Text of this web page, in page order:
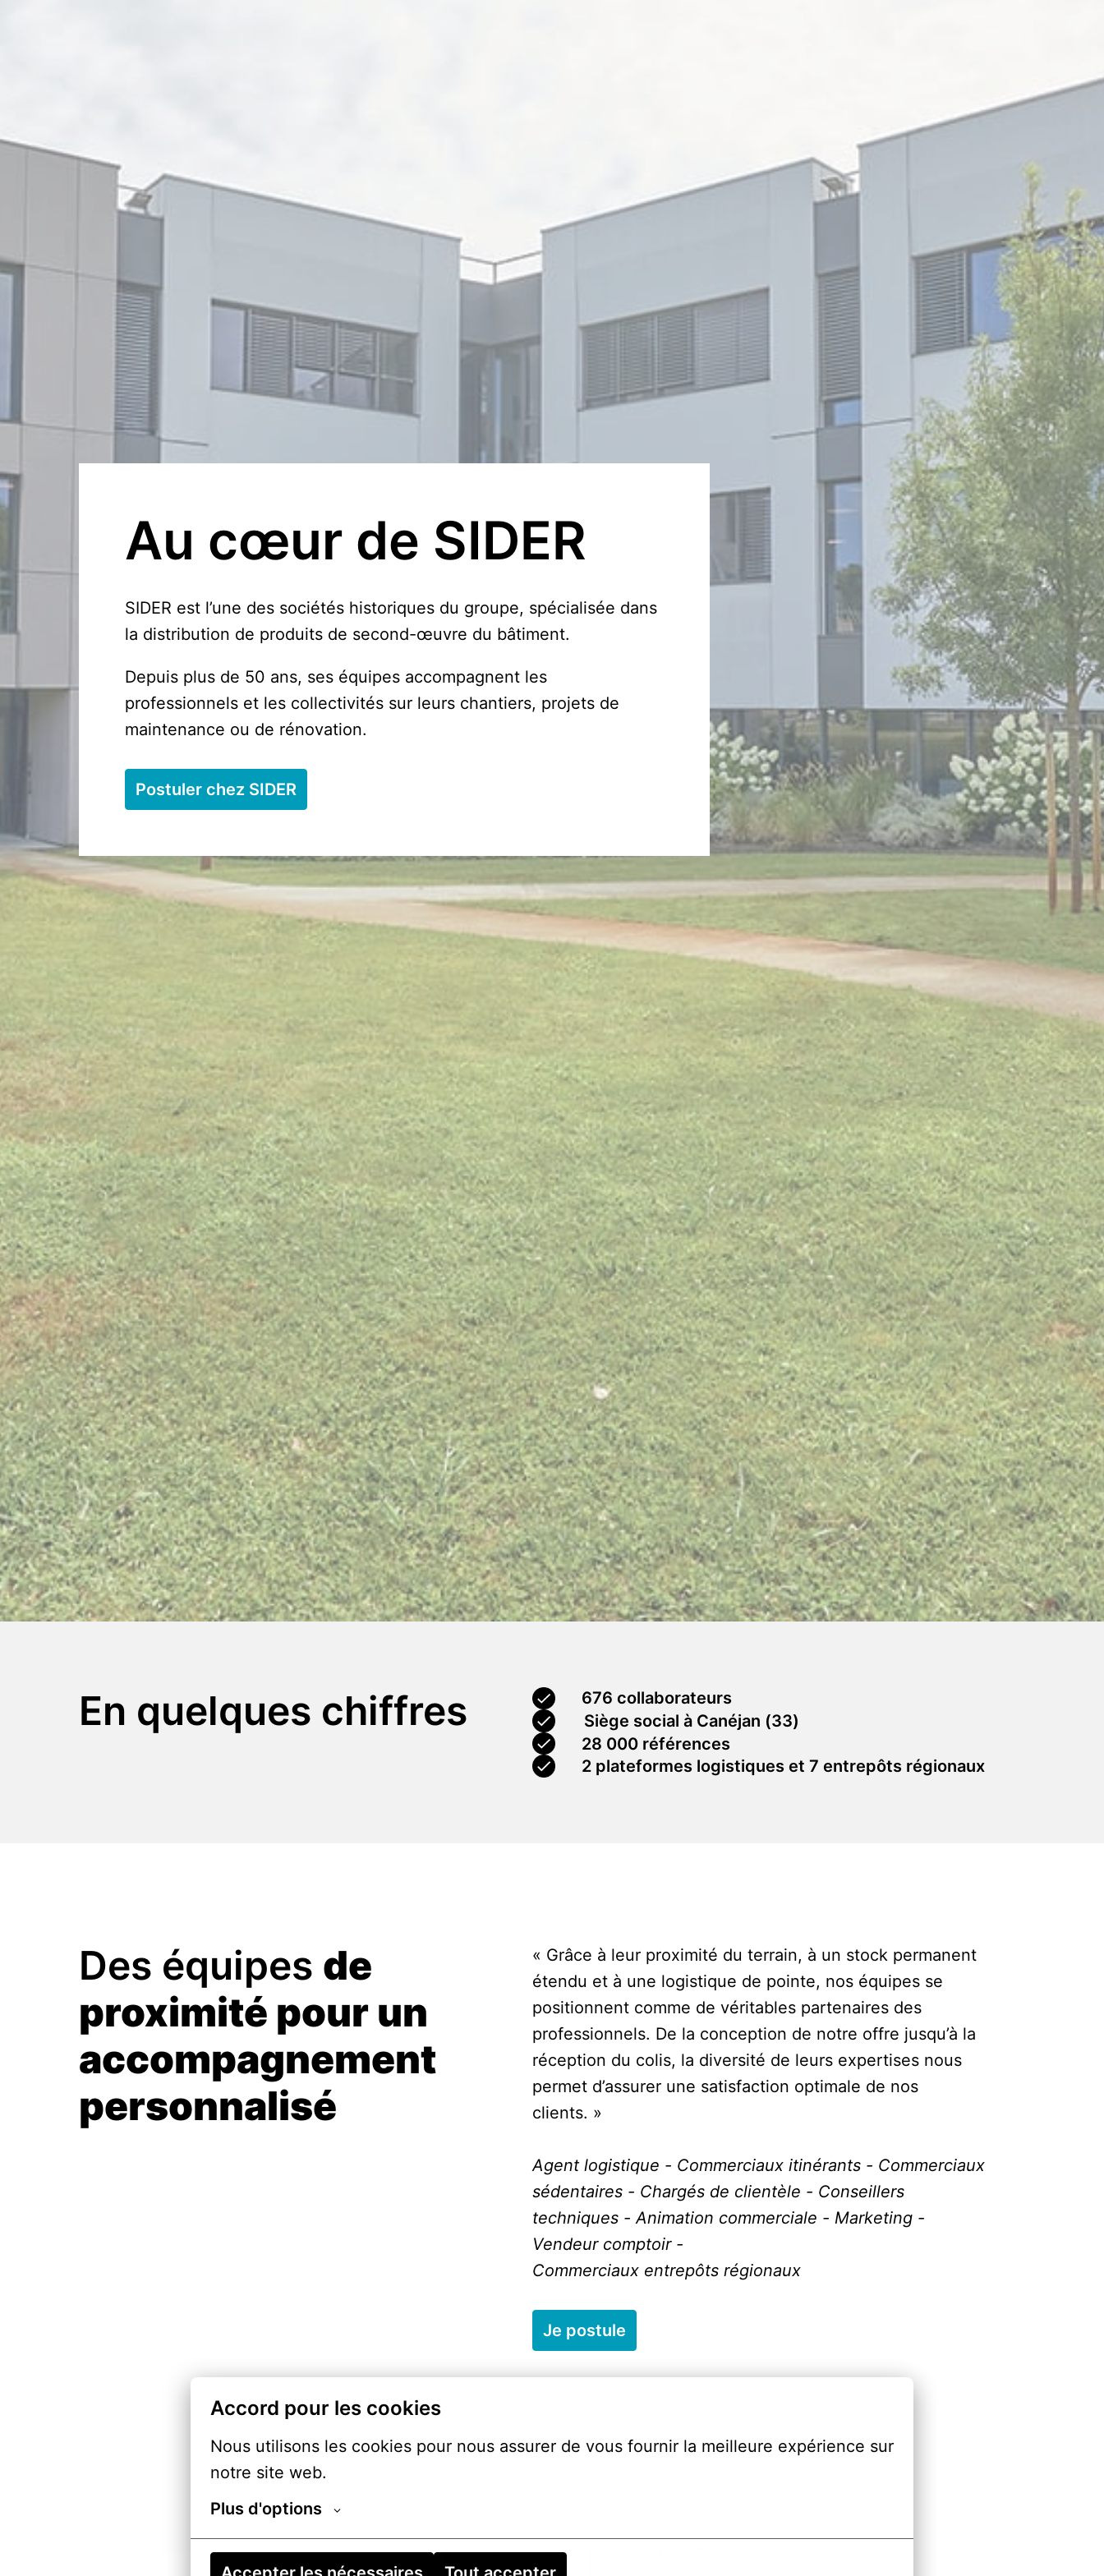
Accord pour les cookies
Nous utilisons les cookies pour nous assurer de vous fournir la meilleure expérience sur
notre site web.
Plus d'options
Au cœur de SIDER
SIDER est l’une des sociétés historiques du groupe, spécialisée dans
la distribution de produits de second-œuvre du bâtiment.
Depuis plus de 50 ans, ses équipes accompagnent les
professionnels et les collectivités sur leurs chantiers, projets de
maintenance ou de rénovation.
Postuler chez SIDER
En quelques chiffres
676 collaborateurs
Siège social à Canéjan (33)
28 000 références
2 plateformes logistiques et 7 entrepôts régionaux
Des équipes de
proximité pour un
accompagnement
personnalisé
« Grâce à leur proximité du terrain, à un stock permanent
étendu et à une logistique de pointe, nos équipes se
positionnent comme de véritables partenaires des
professionnels. De la conception de notre offre jusqu’à la
réception du colis, la diversité de leurs expertises nous
permet d’assurer une satisfaction optimale de nos
clients. »
Agent logistique - Commerciaux itinérants - Commerciaux
sédentaires - Chargés de clientèle - Conseillers
techniques - Animation commerciale - Marketing -
Vendeur comptoir -
Commerciaux entrepôts régionaux
Je postule